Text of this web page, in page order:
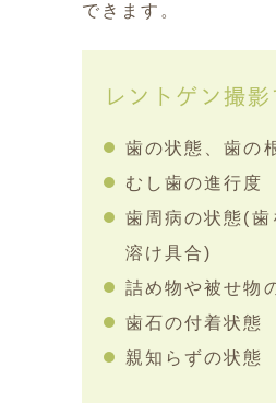
できます。
レントゲン撮
歯の状態、歯の
むし歯の進行度
歯周病の状態(歯
溶け具合)
詰め物や被せ物
歯石の付着状態
親知らずの状態